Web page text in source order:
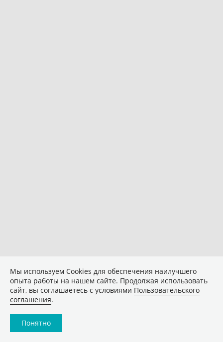
Мы используем Сookies для обеспечения наилучшего
опыта работы на нашем сайте. Продолжая использовать
сайт, вы соглашаетесь с условиями Пользовательского
соглашения.
Понятно